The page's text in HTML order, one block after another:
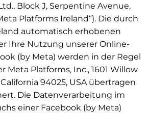
Block J, Serpentine Avenue,
Platforms Ireland“). Die durch
automatisch erhobenen
Ihre Nutzung unserer Online-
(by Meta) werden in der Regel
Meta Platforms, Inc., 1601 Willow
94025, USA übertragen
Die Datenverarbeitung im
einer Facebook (by Meta)